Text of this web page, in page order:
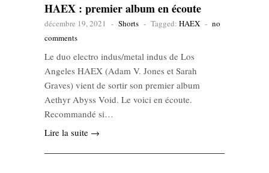
HAEX : premier album en écoute
décembre 19, 2021 - Shorts - Tagged: HAEX - no
comments
Le duo electro indus/metal indus de Los
Angeles HAEX (Adam V. Jones et Sarah
Graves) vient de sortir son premier album
Aethyr Abyss Void. Le voici en écoute.
Recommandé si…
Lire la suite →